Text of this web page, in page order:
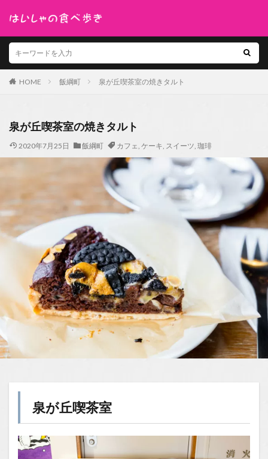
HOME 飯綱町 泉が丘喫茶室の焼きタルト
泉が丘喫茶室の焼きタルト
2020年7月25日 飯綱町 カフェ, ケーキ, スイーツ, 珈琲
泉が丘喫茶室